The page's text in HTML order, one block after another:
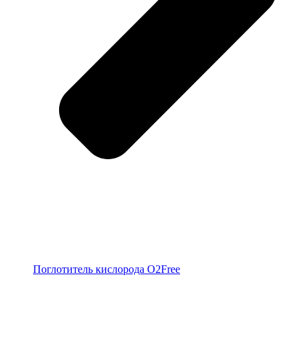
Поглотитель кислорода O2Free